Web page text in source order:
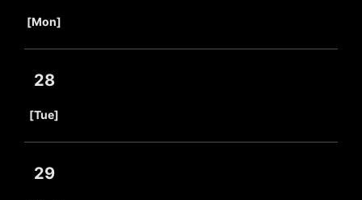
[Mon]
28
[Tue]
29